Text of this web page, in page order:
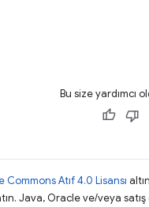
Bu size yardımcı
Commons Atıf 4.0 Lisansı
Java, Oracle ve/veya satış